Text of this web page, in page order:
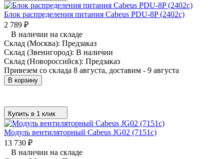
Блок распределения питания Cabeus PDU-8P (2402c)
2 789 ₽
В наличии на складе
Склад (Москва): Предзаказ
Склад (Звенигород): В наличии
Склад (Новороссийск): Предзаказ
Привезем со склада 8 августа, доставим - 9 августа
В корзину
Купить в 1 клик
Модуль вентиляторный Cabeus JG02 (7151c)
13 730 ₽
В наличии на складе